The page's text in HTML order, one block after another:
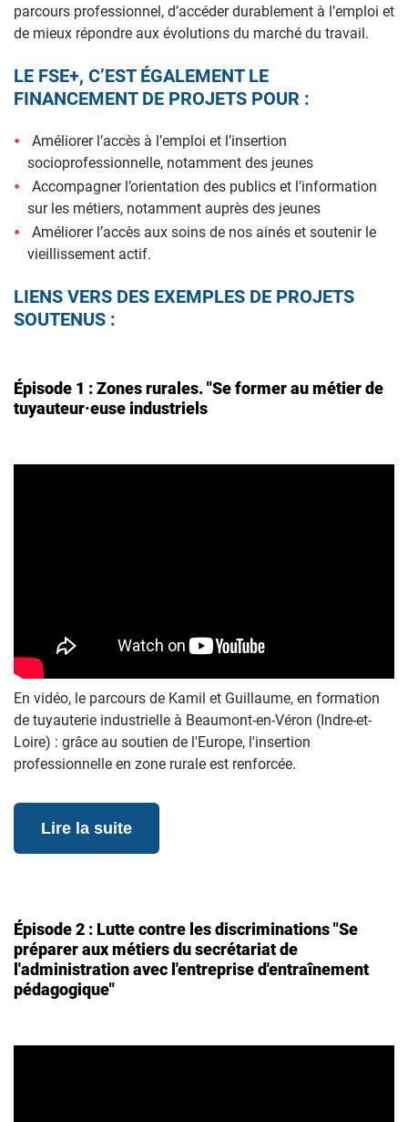
parcours professionnel, d’accéder durablement à l’emploi et
de mieux répondre aux évolutions du marché du travail.
LE FSE+, C’EST ÉGALEMENT LE
FINANCEMENT DE PROJETS POUR :
Améliorer l’accès à l’emploi et l’insertion
socioprofessionnelle, notamment des jeunes
Accompagner l’orientation des publics et l’information
sur les métiers, notamment auprès des jeunes
Améliorer l’accès aux soins de nos ainés et soutenir le
vieillissement actif.
LIENS VERS DES EXEMPLES DE PROJETS
SOUTENUS :
Épisode 1 : Zones rurales. "Se former au métier de
tuyauteur·euse industriels
En vidéo, le parcours de Kamil et Guillaume, en formation
de tuyauterie industrielle à Beaumont-en-Véron (Indre-et-
Loire) : grâce au soutien de l'Europe, l'insertion
professionnelle en zone rurale est renforcée.
Lire la suite
Épisode 2 : Lutte contre les discriminations "Se
préparer aux métiers du secrétariat de
l'administration avec l'entreprise d'entraînement
pédagogique"